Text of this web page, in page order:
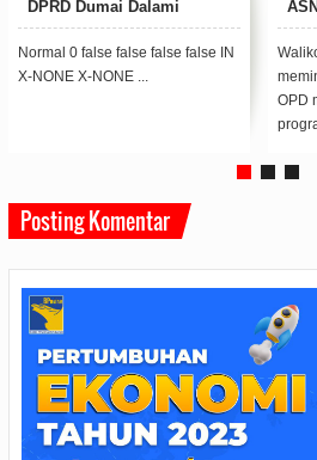
Dapat Kejutan Hangat di
Ulang Tahun ke-58
Sejumlah pejabat Forkopimda
Batam bersama Wali Kota Batam,
Posting Komentar